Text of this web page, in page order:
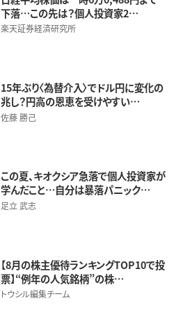
下落…この先は？個人投資家2…
楽天証券経済研究所
15年ぶり〈為替介入〉でドル円に変化の
兆し？円高の恩恵を受けやすい…
佐藤 勝己
この夏、キオクシア急落で個人投資家が
学んだこと…自分は暴落パニック…
足立 武志
【8月の株主優待ランキングTOP10で投
票】“例年の人気銘柄”の株…
トウシル編集チーム